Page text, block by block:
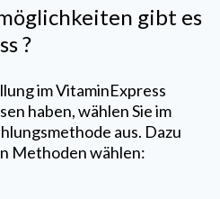
gibt es
?
imVitaminExpress
haben, wählen Sie im
aus. Dazu
Methoden wählen: